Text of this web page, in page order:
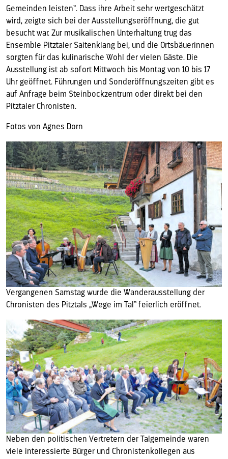
Gemeinden leisten“. Dass ihre Arbeit sehr wertgeschätzt
wird, zeigte sich bei der Ausstellungseröffnung, die gut
besucht war. Zur musikalischen Unterhaltung trug das
Ensemble Pitztaler Saitenklang bei, und die Ortsbäuerinnen
sorgten für das kulinarische Wohl der vielen Gäste. Die
Ausstellung ist ab sofort Mittwoch bis Montag von 10 bis 17
Uhr geöffnet. Führungen und Sonderöffnungszeiten gibt es
auf Anfrage beim Steinbockzentrum oder direkt bei den
Pitztaler Chronisten.
Fotos von Agnes Dorn
Vergangenen Samstag wurde die Wanderausstellung der
Chronisten des Pitztals „Wege im Tal“ feierlich eröffnet.
Neben den politischen Vertretern der Talgemeinde waren
viele interessierte Bürger und Chronistenkollegen aus